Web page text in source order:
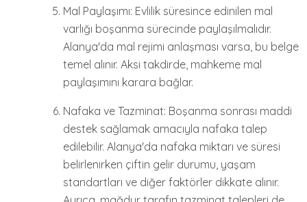
Mal Paylaşımı: Evlilik süresince edinilen mal
varlığı boşanma sürecinde paylaşılmalıdır.
Alanya'da mal rejimi anlaşması varsa, bu belge
temel alınır. Aksi takdirde, mahkeme mal
paylaşımını karara bağlar.
Nafaka ve Tazminat: Boşanma sonrası maddi
destek sağlamak amacıyla nafaka talep
edilebilir. Alanya'da nafaka miktarı ve süresi
belirlenirken çiftin gelir durumu, yaşam
standartları ve diğer faktörler dikkate alınır.